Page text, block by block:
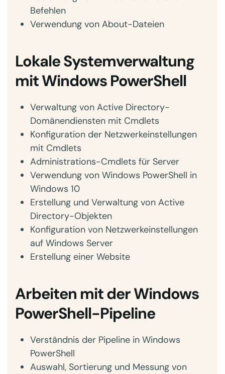
Befehlen
Verwendung von About-Dateien
Lokale Systemverwaltung
mit Windows PowerShell
Verwaltung von Active Directory-
Domänendiensten mit Cmdlets
Konfiguration der Netzwerkeinstellungen
mit Cmdlets
Administrations-Cmdlets für Server
Verwendung von Windows PowerShell in
Windows 10
Erstellung und Verwaltung von Active
Directory-Objekten
Konfiguration von Netzwerkeinstellungen
auf Windows Server
Erstellung einer Website
Arbeiten mit der Windows
PowerShell-Pipeline
Verständnis der Pipeline in Windows
PowerShell
Auswahl, Sortierung und Messung von